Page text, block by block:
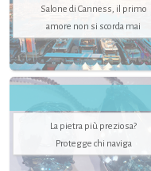
Salone di Canness, il primo
amore non si scorda mai
La pietra più preziosa?
Protegge chi naviga